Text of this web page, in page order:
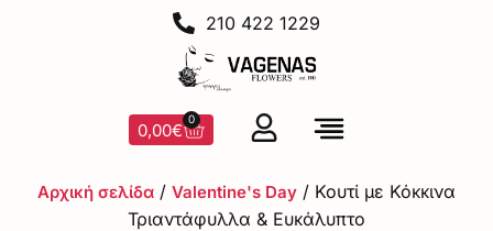
210 422 1229
0,00€
0
Αρχική σελίδα / Valentine's Day / Κουτί με Κόκκινα
Τριαντάφυλλα & Ευκάλυπτο